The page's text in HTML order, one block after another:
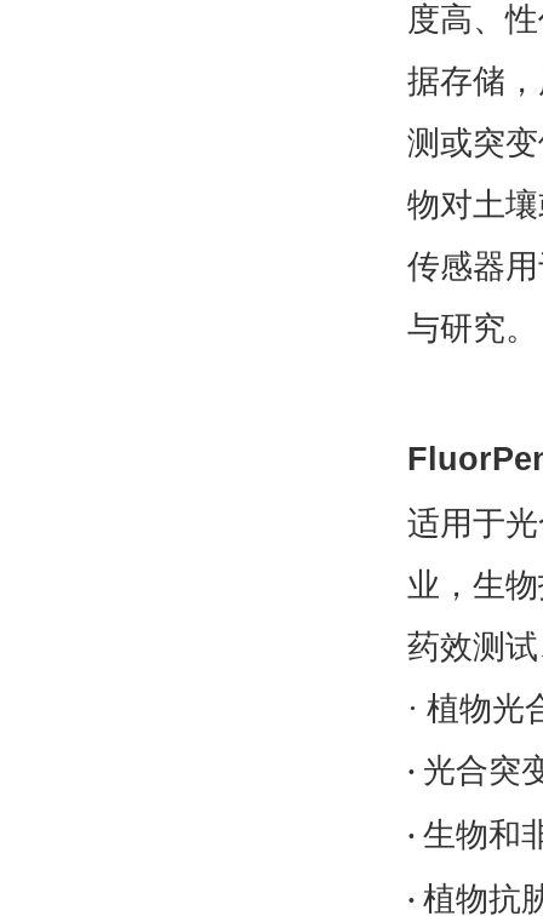
度高、
据存储
测或突
物对土
传感器
与研究。
适用于
业，生
药效测
· 植物光
· 光合突
· 生物和
· 植物抗